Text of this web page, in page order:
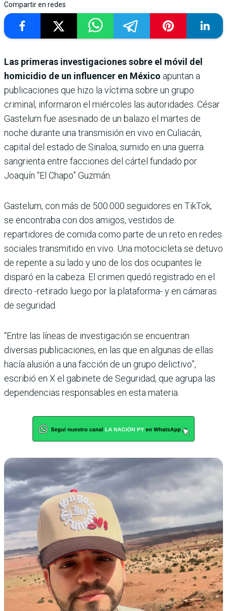
Compartir en redes
Las primeras investigaciones sobre el móvil del
homicidio de un influencer en México apuntan a
publicaciones que hizo la víctima sobre un grupo
criminal, informaron el miércoles las autoridades. César
Gastelum fue asesinado de un balazo el martes de
noche durante una transmisión en vivo en Culiacán,
capital del estado de Sinaloa, sumido en una guerra
sangrienta entre facciones del cártel fundado por
Joaquín “El Chapo” Guzmán.
Gastelum, con más de 500.000 seguidores en TikTok,
se encontraba con dos amigos, vestidos de
repartidores de comida como parte de un reto en redes
sociales transmitido en vivo. Una motocicleta se detuvo
de repente a su lado y uno de los dos ocupantes le
disparó en la cabeza. El crimen quedó registrado en el
directo -retirado luego por la plataforma- y en cámaras
de seguridad.
“Entre las líneas de investigación se encuentran
diversas publicaciones, en las que en algunas de ellas
hacía alusión a una facción de un grupo delictivo”,
escribió en X el gabinete de Seguridad, que agrupa las
dependencias responsables en esta materia.